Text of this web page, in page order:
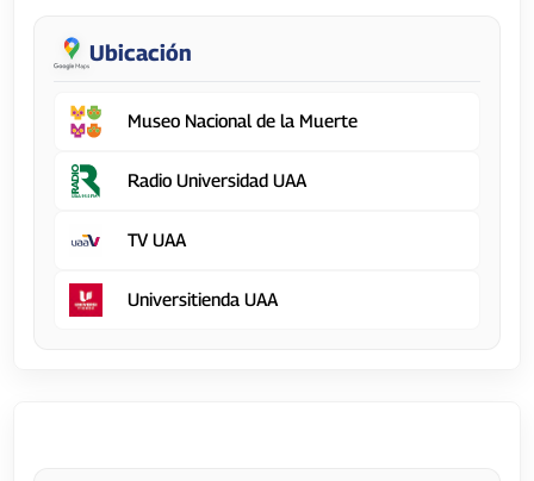
Ubicación
Museo Nacional de la Muerte
Radio Universidad UAA
TV UAA
Universitienda UAA